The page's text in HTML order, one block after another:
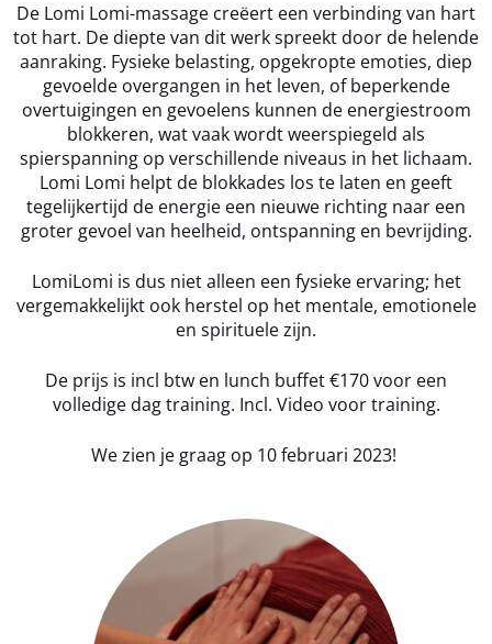
De Lomi Lomi-massage creëert een verbinding van hart
tot hart. De diepte van dit werk spreekt door de helende
aanraking. Fysieke belasting, opgekropte emoties, diep
gevoelde overgangen in het leven, of beperkende
overtuigingen en gevoelens kunnen de energiestroom
blokkeren, wat vaak wordt weerspiegeld als
spierspanning op verschillende niveaus in het lichaam.
Lomi Lomi helpt de blokkades los te laten en geeft
tegelijkertijd de energie een nieuwe richting naar een
groter gevoel van heelheid, ontspanning en bevrijding.
LomiLomi is dus niet alleen een fysieke ervaring; het
vergemakkelijkt ook herstel op het mentale, emotionele
en spirituele zijn.
De prijs is incl btw en lunch buffet €170 voor een
volledige dag training. Incl. Video voor training.
We zien je graag op 10 februari 2023!